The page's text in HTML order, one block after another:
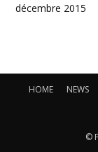
décembre 2015
HOME NEWS
©